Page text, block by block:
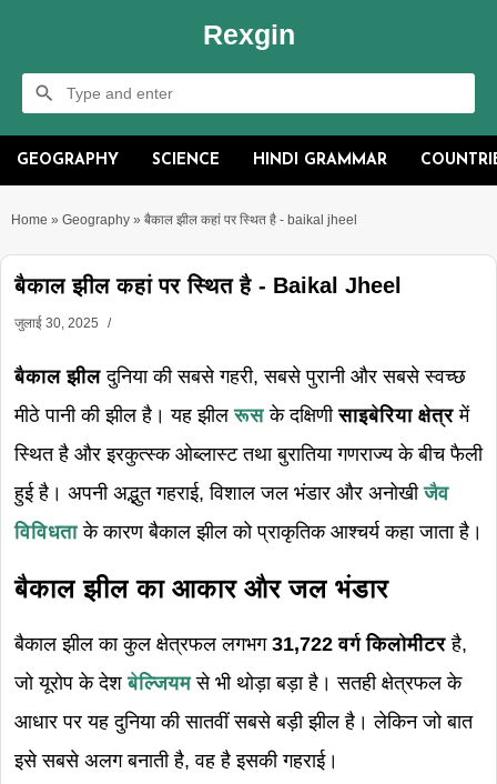
Rexgin
GEOGRAPHY SCIENCE HINDI GRAMMAR
Home » Geography » बैकाल झील कहां पर स्थित है - baikal jheel
बैकाल झील कहां पर स्थित है - Baikal Jheel
जुलाई 30, 2025
बैकाल झील दुनिया की सबसे गहरी, सबसे पुरानी और सबसे स्वच्छ
मीठे पानी की झील है। यह झीलरूसके दक्षिणीसाइबेरिया क्षेत्र में
स्थित है और इरकुत्स्क ओब्लास्ट तथा बुरातिया गणराज्य के बीच फैली
हुई है। अपनी अद्भुत गहराई, विशाल जल भंडार और अनोखीजैव
विविधता के कारण बैकाल झील को प्राकृतिक आश्चर्य कहा जाता है।
बैकाल झील का आकार और जल भंडार
बैकाल झील का कुल क्षेत्रफल लगभग31,722 वर्ग किलोमीटर है,
जो यूरोप के देशबेल्जियमसे भी थोड़ा बड़ा है। सतही क्षेत्रफल के
आधार पर यह दुनिया की सातवीं सबसे बड़ी झील है। लेकिन जो बात
इसे सबसे अलग बनाती है, वह है इसकी गहराई।